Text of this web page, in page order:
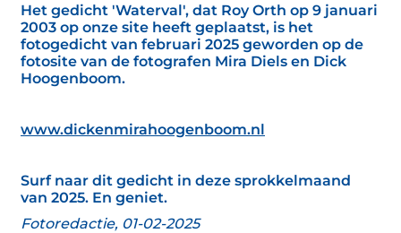
Het gedicht 'Waterval', dat Roy Orth op 9 januari
2003 op onze site heeft geplaatst, is het
fotogedicht van februari 2025 geworden op de
fotosite van de fotografen Mira Diels en Dick
Hoogenboom.
www.dickenmirahoogenboom.nl
Surf naar dit gedicht in deze sprokkelmaand
van 2025. En geniet.
Fotoredactie, 01-02-2025